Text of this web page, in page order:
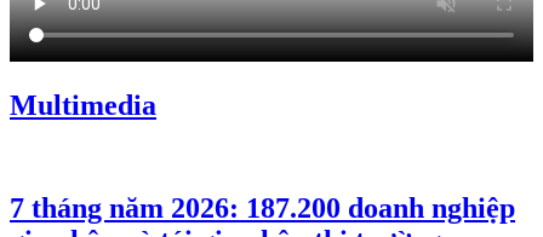
Multimedia
7 tháng năm 2026: 187.200 doanh nghiệp